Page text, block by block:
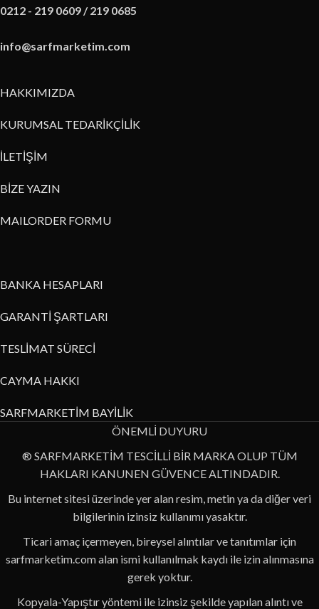
0212 - 219 0609 / 219 0685
info@sarfmarketim.com
HAKKIMIZDA
KURUMSAL TEDARİKÇİLİK
İLETİŞİM
BİZE YAZIN
MAILORDER FORMU
BANKA HESAPLARI
GARANTİ ŞARTLARI
TESLİMAT SÜRECİ
CAYMA HAKKI
SARFMARKETİM BAYİLİK
ÖNEMLİ DUYURU
® SARFMARKETİM TESCİLLİ BİR MARKA OLUP TÜM
HAKLARI KANUNEN GÜVENCE ALTINDADIR.
Bu internet sitesi üzerinde yer alan resim, metin ya da diğer veri
bilgilerinin izinsiz kullanımı yasaktır.
Ticari amaç içermeyen, bireysel alıntılar ve tanıtımlar için
sarfmarketim.com alan ismi kullanılmak kaydı ile izin alınmasına
gerek yoktur.
Kopyala-Yapıştır yöntemi ile izinsiz şekilde yapılan alıntı ve